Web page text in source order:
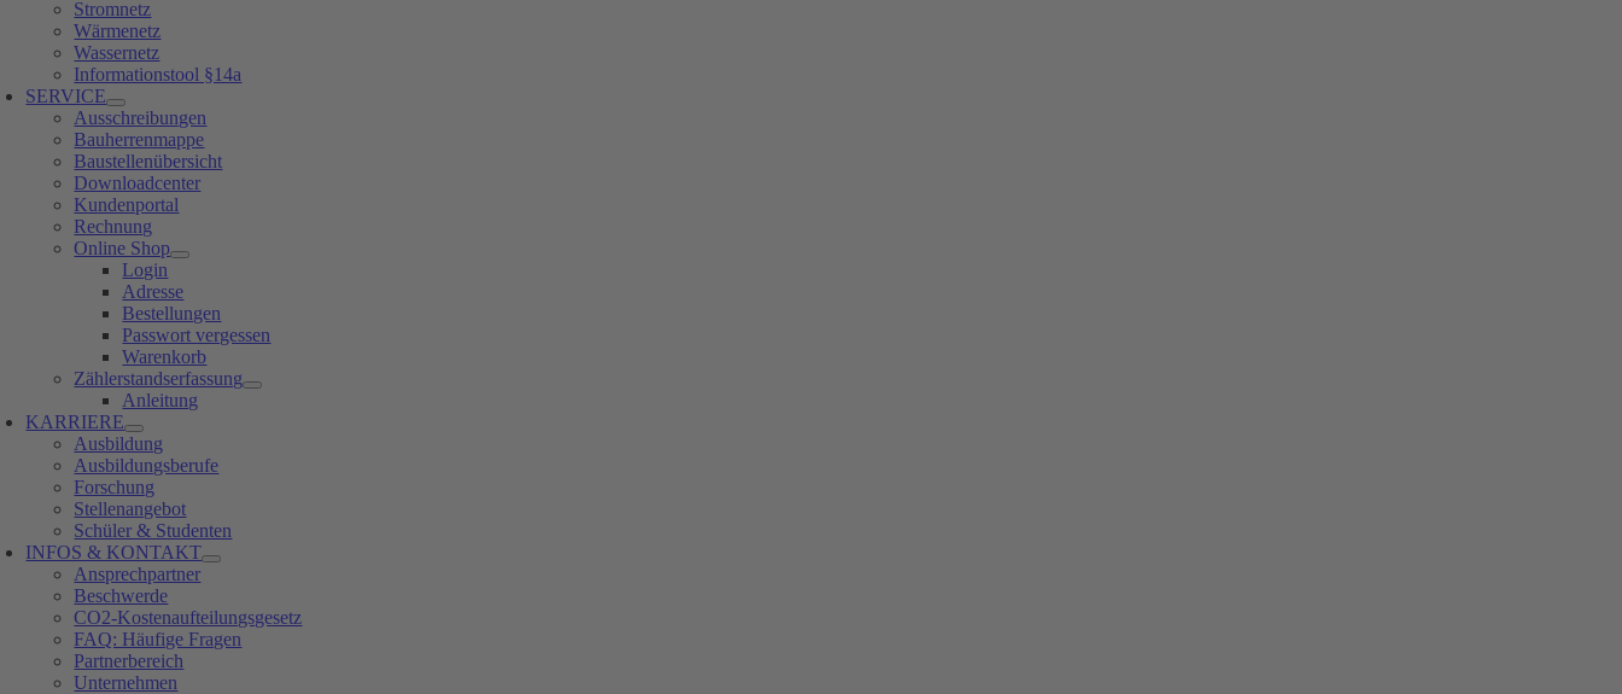
Stromnetz
Wärmenetz
Wassernetz
Informationstool §14a
SERVICE
Ausschreibungen
Bauherrenmappe
Baustellenübersicht
Downloadcenter
Kundenportal
Rechnung
Online Shop
Login
Adresse
Bestellungen
Passwort vergessen
Warenkorb
Zählerstandserfassung
Anleitung
KARRIERE
Ausbildung
Ausbildungsberufe
Forschung
Stellenangebot
Schüler & Studenten
INFOS & KONTAKT
Ansprechpartner
Beschwerde
CO2-Kostenaufteilungsgesetz
FAQ: Häufige Fragen
Partnerbereich
Unternehmen